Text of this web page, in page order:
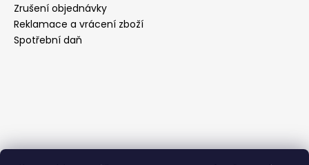
Zrušení objednávky
Reklamace a vrácení zboží
Spotřební daň